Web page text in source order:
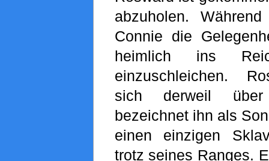
abzuholen.
Connie die
heimlich ins
einzuschleichen.
sich derweil
bezeichnet ihn als
einen einzigen
trotz seines Ranges.